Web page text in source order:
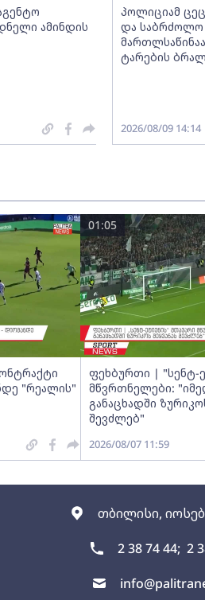
თბილისი,
2 38 74 44; 2
ამინდის
პოლიციამ
და საბრძოლო
ტარების
2026/08/09 14:14
"რეალის"
ფეხბურთი | "სენტ-
მწვრთნელები:
განაცხადში
შევძლებ"
01:05
2026/08/07 11:59